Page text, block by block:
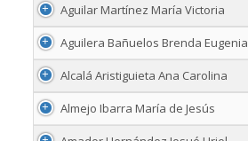
Aguilar Martínez María Victoria
Aguilera Bañuelos Brenda Eugenia
Alcalá Aristiguieta Ana Carolina
Almejo Ibarra María de Jesús